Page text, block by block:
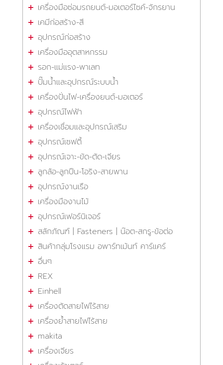
เครื่องมือซ่อมรถยนต์-มอเตอร์ไซค์-จักรยาน
เคมีก่อสร้าง-สี
อุปกรณ์ก่อสร้าง
เครื่องมืออุตสาหกรรม
รอก-แม่แรง-พาเลท
ปั๊มน้ำและอุปกรณ์ระบบน้ำ
เครื่องปั่นไฟ-เครื่องยนต์-มอเตอร์
อุปกรณ์ไฟฟ้า
เครื่องเชื่อมและอุปกรณ์เสริม
อุปกรณ์เซฟตี้
อุปกรณ์เจาะ-ขัด-ตัด-เจียร
ลูกล้อ-ลูกปืน-โอริง-สายพาน
อุปกรณ์งานเรือ
เครื่องมืองานไม้
อุปกรณ์เฟอร์นิเจอร์
สลักภัณฑ์ | Fasteners | น๊อต-สกรู-ข้อต่อ
สินค้ากลุ่มโรงแรม อพาร์ทเม้นท์ คาร์แคร์
อื่นๆ
REX
Einhell
เครื่องตัดสายไฟไร้สาย
เครื่องย้ำสายไฟไร้สาย
makita
เครื่องเจียร